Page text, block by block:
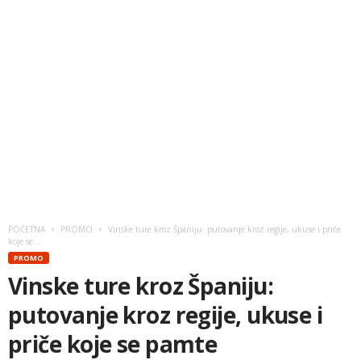
POČETNA PROMO
Vinske ture kroz Španiju: putovanje kroz regije, ukuse i priče
koje se...
PROMO
Vinske ture kroz Španiju:
putovanje kroz regije, ukuse i
priče koje se pamte